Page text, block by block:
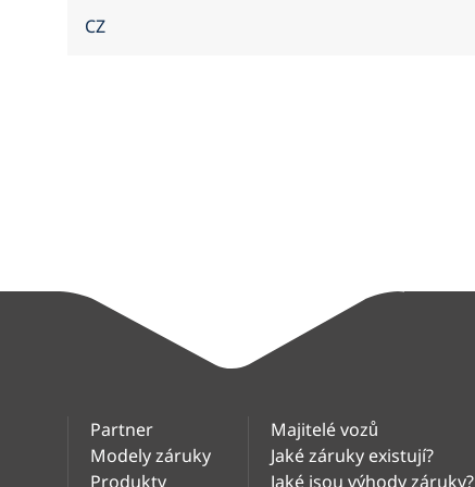
Partner
Modely záruky
Produkty
Majitelé vozů
Jaké záruky existují?
Jaké jsou výhody záruky?